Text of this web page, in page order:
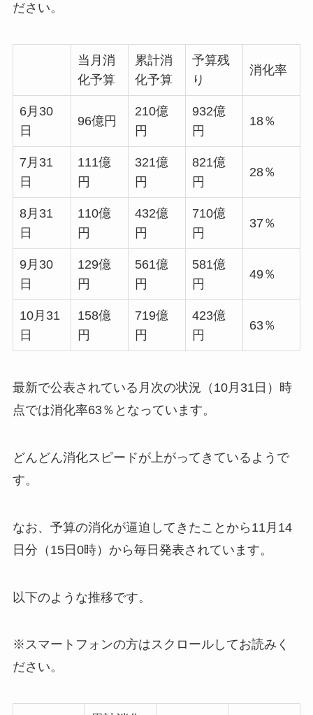
ださい。
当月消
化予算
累計消
化予算
予算残
り
消化率
6月30
日
96億円
210億
円
932億
円
18％
7月31
日
111億
円
321億
円
821億
円
28％
8月31
日
110億
円
432億
円
710億
円
37％
9月30
日
129億
円
561億
円
581億
円
49％
10月31
日
158億
円
719億
円
423億
円
63％
最新で公表されている月次の状況（10月31日）時
点では消化率63％となっています。
どんどん消化スピードが上がってきているようで
す。
なお、予算の消化が逼迫してきたことから11月14
日分（15日0時）から毎日発表されています。
以下のような推移です。
※スマートフォンの方はスクロールしてお読みく
ださい。